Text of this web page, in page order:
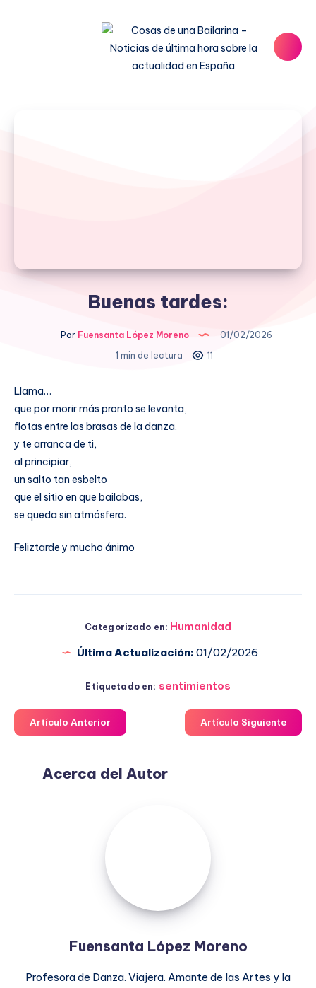
Buenas tardes:
PorFuensanta López Moreno
01/02/2026
1 min de lectura
11
Llama…
que por morir más pronto se levanta,
flotas entre las brasas de la danza.
y te arranca de ti,
al principiar,
un salto tan esbelto
que el sitio en que bailabas,
se queda sin atmósfera.
Feliztarde y mucho ánimo
Categorizado en: Humanidad
Última Actualización: 01/02/2026
Etiquetado en: sentimientos
Artículo Anterior Artículo Siguiente
Acerca del Autor
Fuensanta López Moreno
Profesora de Danza. Viajera. Amante de las Artes y la